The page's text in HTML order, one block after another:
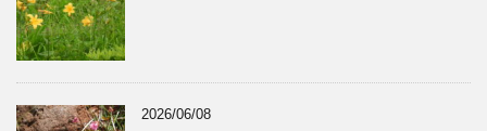
2026/06/08